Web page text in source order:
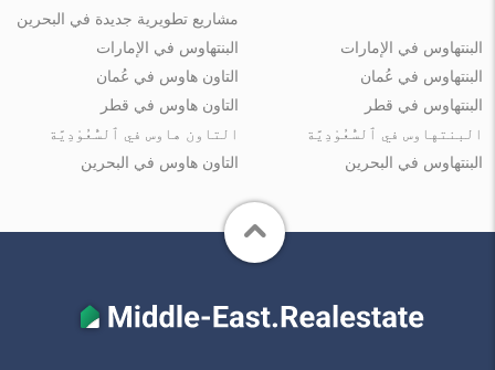
مشاريع تطويرية جديدة في البحرين
البنتهاوس في الإمارات
البنتهاوس في عُمان
البنتهاوس في قطر
البنتهاوس في ٱلسُّعُوْدِيَّة
البنتهاوس في البحرين
البنتهاوس في الإمارات
التاون هاوس في عُمان
التاون هاوس في قطر
التاون هاوس في ٱلسُّعُوْدِيَّة
التاون هاوس في البحرين